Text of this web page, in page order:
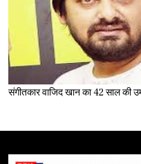
संगीतकार वाजिद खान का